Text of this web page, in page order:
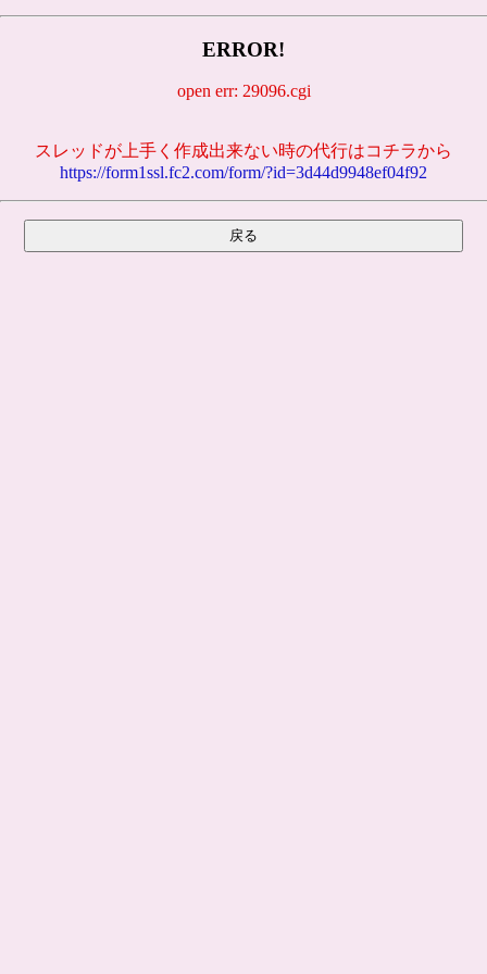
ERROR!
open err: 29096.cgi
スレッドが上手く作成出来ない時の代行はコチラから
https://form1ssl.fc2.com/form/?id=3d44d9948ef04f92